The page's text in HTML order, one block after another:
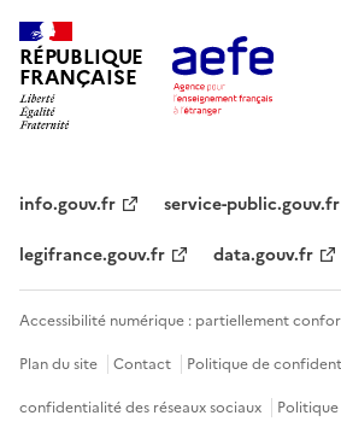
RÉPUBLIQUE
FRANÇAISE
info.gouv.fr
service-public.gouv.fr
legifrance.gouv.fr
data.gouv.fr
Accessibilité numérique : partiellement
Plan du site
Contact Politique de
confidentialité des réseaux sociaux